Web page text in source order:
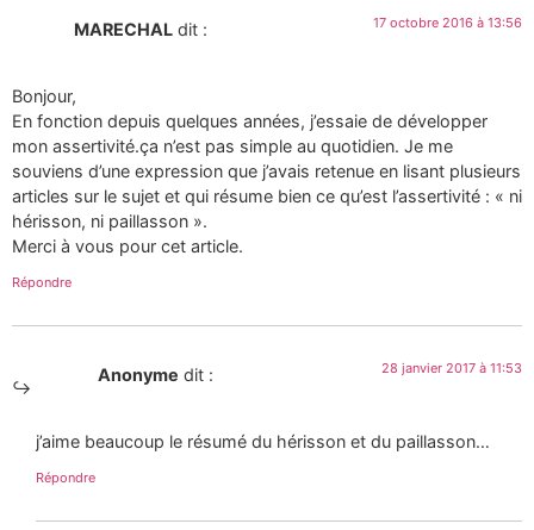
MARECHAL dit : 17 octobre 2016 à 13:56
Bonjour,
En fonction depuis quelques années, j’essaie de développer
mon assertivité.ça n’est pas simple au quotidien. Je me
souviens d’une expression que j’avais retenue en lisant plusieurs
articles sur le sujet et qui résume bien ce qu’est l’assertivité : « ni
hérisson, ni paillasson ».
Merci à vous pour cet article.
Répondre
Anonyme dit : 28 janvier 2017 à 11:53
j’aime beaucoup le résumé du hérisson et du paillasson…
Répondre